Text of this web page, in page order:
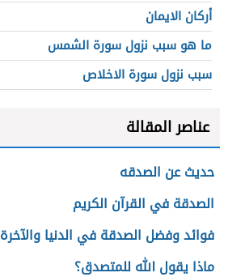
أركان الايمان
ما هو سبب نزول سورة الشمس
سبب نزول سورة الاخلاص
عناصر المقالة
حديث عن الصدقه
الصدقة في القرآن الكريم
فوائد وفضل الصدقة في الدنيا والآخرة
ماذا يقول الله للمتصدق؟